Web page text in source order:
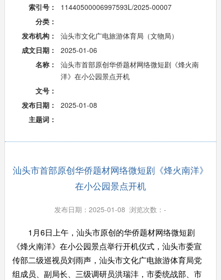
索引号：
11440500006997593L/2025-00007
分类：
发布机构：
汕头市文化广电旅游体育局（文物局）
成文日期：
2025-01-06
名称：
汕头市首部原创华侨题材网络微短剧《烽火南
洋》在小公园景点开机
文号：
发布日期：
2025-01-08
主题词：
汕头市首部原创华侨题材网络微短剧《烽火南洋》
在小公园景点开机
发布日期：2025-01-08 浏览次数：-
1月6日上午，汕头市原创的华侨题材网络微短剧
《烽火南洋》在小公园景点举行开机仪式，汕头市委宣
传部二级巡视员刘雨声，汕头市文化广电旅游体育局党
组成员、副局长、三级调研员洪瑞沣， 市委统战部、市